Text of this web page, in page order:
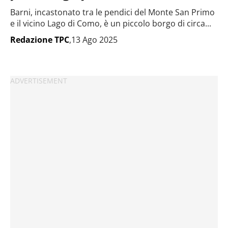
Barni, incastonato tra le pendici del Monte San Primo
e il vicino Lago di Como, è un piccolo borgo di circa...
Redazione TPC,13 Ago 2025